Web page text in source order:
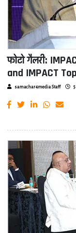
फोटो गैलरी:
and IMPACT
samachar4media Staff 5